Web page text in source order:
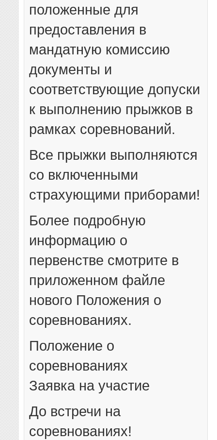
положенные для
предоставления в
мандатную комиссию
документы и
соответствующие допуски
к выполнению прыжков в
рамках соревнований.
Все прыжки выполняются
со включенными
страхующими приборами!
Более подробную
информацию о
первенстве смотрите в
приложенном файле
нового Положения о
соревнованиях.
Положение о
соревнованиях
Заявка на участие
До встречи на
соревнованиях!